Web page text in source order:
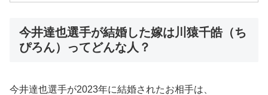
今井達也選手が結婚した嫁は川猿千皓（ち
ぴろん）ってどんな人？
今井達也選手が2023年に結婚されたお相手は、